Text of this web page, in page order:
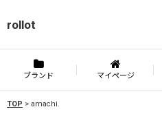
rollot
ブランド マイページ
TOP > amachi.